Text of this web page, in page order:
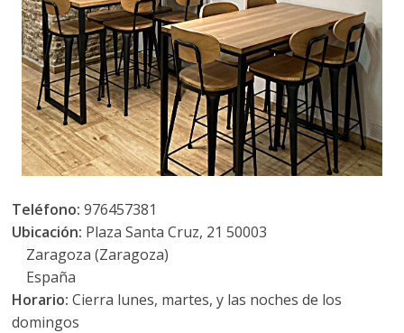
Teléfono:976457381
Ubicación: Plaza Santa Cruz, 21 50003
Zaragoza (Zaragoza)
España
Horario:Cierra lunes, martes, y las noches de los
domingos